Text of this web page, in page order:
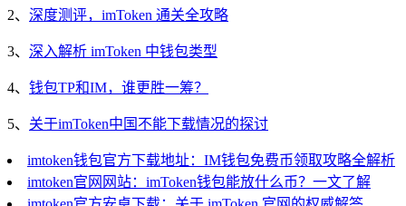
2、 深度测评，imToken 通关全攻略
3、 深入解析 imToken 中钱包类型
4、 钱包TP和IM，谁更胜一筹？
5、 关于imToken中国不能下载情况的探讨
imtoken钱包官方下载地址：IM钱包免费币领取攻略全解析
imtoken官网网站：imToken钱包能放什么币？一文了解